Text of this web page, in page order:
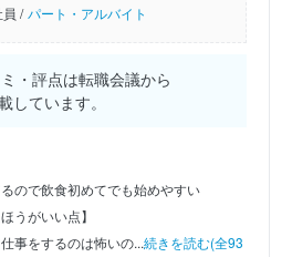
/ パート・アルバイト
・評点は転職会議から
しています。
ので飲食初めてでも始めやすい
うがいい点】
事をするのは怖いの...続きを読む(全93